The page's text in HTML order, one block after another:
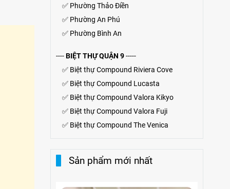
✅ Phường Thảo Điền
✅ Phường An Phú
✅ Phường Bình An
----BIỆT THỰ QUẬN 9-----
✅ Biệt thự Compound Riviera Cove
✅ Biệt thựCompound Lucasta
✅ Biệt thựCompound Valora Kikyo
✅ Biệt thự Compound Valora Fuji
✅ Biệt thự Compound The Venica
Sản phẩm mới nhất